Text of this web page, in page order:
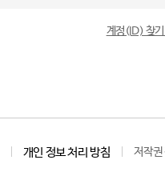
계정(ID) 찾기
개인 정보 처리 방침 저작권